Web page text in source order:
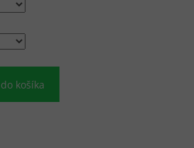
košíka